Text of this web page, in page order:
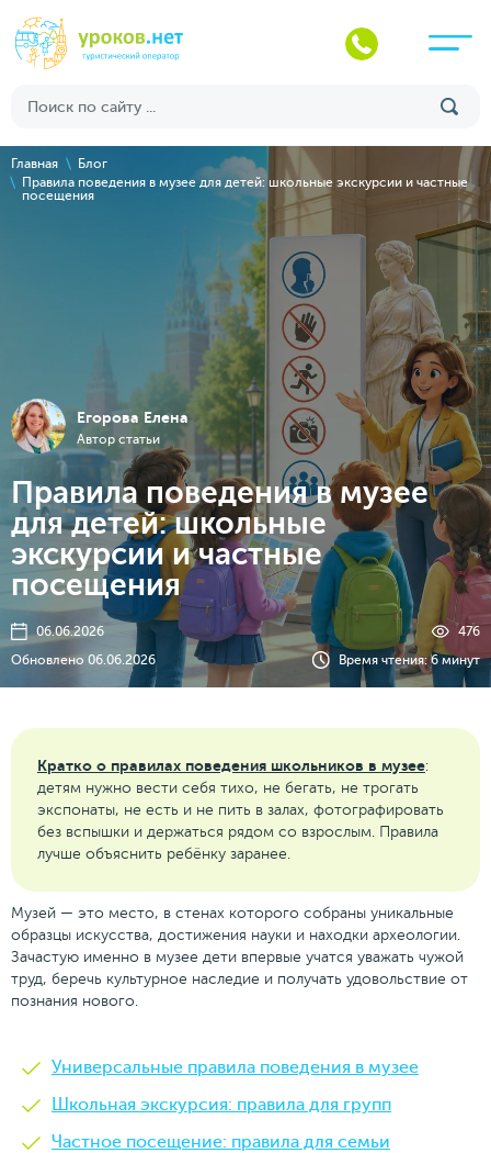
Главная
Блог
Правила поведения в музее для детей: школьные экскурсии и частные
посещения
Егорова Елена
Автор статьи
Правила поведения в музее
для детей: школьные
экскурсии и частные
посещения
06.06.2026
476
Обновлено 06.06.2026
Время чтения: 6 минут
Кратко о правилах поведения школьников в музее:
детям нужно вести себя тихо, не бегать, не трогать
экспонаты, не есть и не пить в залах, фотографировать
без вспышки и держаться рядом со взрослым. Правила
лучше объяснить ребёнку заранее.
Музей — это место, в стенах которого собраны уникальные
образцы искусства, достижения науки и находки археологии.
Зачастую именно в музее дети впервые учатся уважать чужой
труд, беречь культурное наследие и получать удовольствие от
познания нового.
Универсальные правила поведения в музее
Школьная экскурсия: правила для групп
Частное посещение: правила для семьи